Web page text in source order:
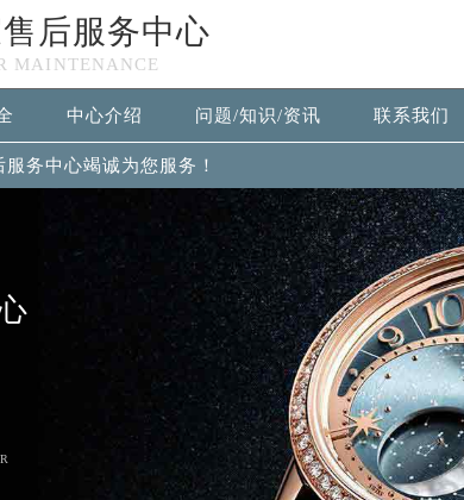
后服务中心
MAINTENANCE
中心介绍 问题/知识/资讯 联系我们
服务中心竭诚为您服务！